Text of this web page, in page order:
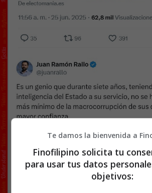
Te damos la bienvenida a
Finofilipino solicita tu
para usar tus datos
objetivos: